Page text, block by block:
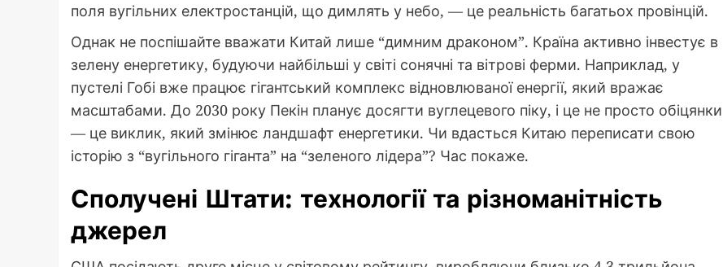
поля вугільних електростанцій, що димлять у небо, — це реальність багатьох провінцій.
Однак не поспішайте вважати Китай лише “димним драконом”. Країна активно інвестує в
зелену енергетику, будуючи найбільші у світі сонячні та вітрові ферми. Наприклад, у
пустелі Гобі вже працює гігантський комплекс відновлюваної енергії, який вражає
масштабами. До 2030 року Пекін планує досягти вуглецевого піку, і це не просто обіцянки
— це виклик, який змінює ландшафт енергетики. Чи вдасться Китаю переписати свою
історію з “вугільного гіганта” на “зеленого лідера”? Час покаже.
Сполучені Штати: технології та різноманітність
джерел